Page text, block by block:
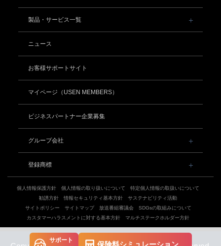
サポート
保険料シミュレーション
会社概要・役員一覧
事業内容
社長メッセージ
事業所一覧
店舗DX
グループ会社
製品・サービス一覧
お役立ち情報
POSレジ 他
USENレジTAB BEAUTY
勤怠管理「USEN スタッフシフト」
USEN ハンディ
USEN Tablet Order
USEN Order & Pay
USEN My Menu Premium
キャッシュレス決済
USEN PAY
USEN PAY
+
USEN PAY QR
KettyBot Pro（配膳）
PUDU T300（運搬）
KLEENBOT C40（清掃）
KLEENBOT C30（清掃）
PUDU MT1（清掃）
集客・予約
SAVOR JAPAN
サロン向け予約システム
「USEN RESERVE BEAUTY」
⁩音楽配信
USEN MUSIC
USEN MUSIC Entertainment
OTORAKU -音・楽-
CM録音機能つきBGM
海外店舗BGM
複数店舗の配信管理
USEN AIR
USEN光
USEN Wi-Fi
USEN GATE 02
USEN PHONE
USEN Camera
USEN Camera ライト
サイネージ
USENサイネージ
お役立ち情報
ニュース
お客様サポートサイト
マイページ （USEN MEMBERS）
ビジネスパートナー企業募集
グループ会社
株式会社 U-NEXT HOLDINGS
登録商標
登録第７０２６８８０号
登録第６６５８３１３号
登録第６６１８６０３号
登録第６３８６７４６号
登録第６１５８６１６号
登録第６０１６５１３号
個人情報保護方針 個人情報の取り扱いについて
特定個人情報の取扱いについて
勧誘方針
情報セキュリティ基本方針
サステナビリティ活動
サイトポリシー
サイトマップ 放送番組審議会
SDGsの取組みについて
カスタマーハラスメントに対する基本方針
マルチステークホルダー方針